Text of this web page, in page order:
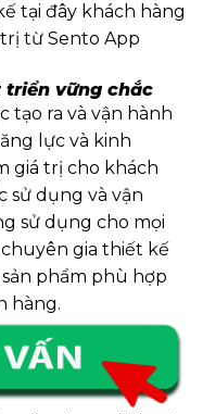
tại đây khách hàng
từ Sento App
triển vững chắc
tạo ra và vận hành
lực và kinh
giá trị cho khách
sử dụng và vận
sử dụng cho mọi
gia thiết kế
phẩm phù hợp
hàng.